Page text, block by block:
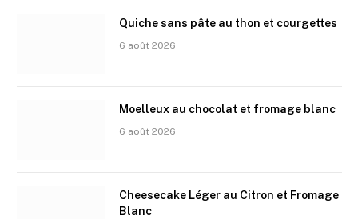
Quiche sans pâte au thon et courgettes
6 août 2026
Moelleux au chocolat et fromage blanc
6 août 2026
Cheesecake Léger au Citron et Fromage
Blanc